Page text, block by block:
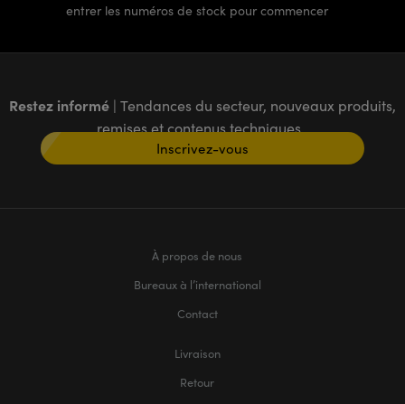
entrer les numéros de stock pour commencer
Restez informé | Tendances du secteur, nouveaux produits,
remises et contenus techniques
Inscrivez-vous
À propos de nous
Bureaux à l’international
Contact
Livraison
Retour